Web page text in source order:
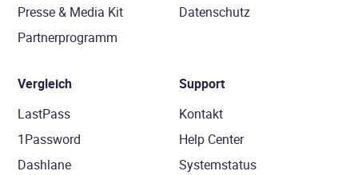
Presse & Media Kit
Partnerprogramm
Datenschutz
Vergleich
LastPass
1Password
Dashlane
Support
Kontakt
Help Center
Systemstatus